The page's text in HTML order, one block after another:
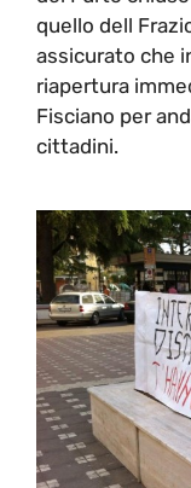
quello dell
assicurato che
riapertura
Fisciano per
cittadini.